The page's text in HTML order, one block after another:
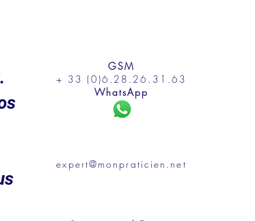
GSM
+ 33 (0)6.28.26.31.63
WhatsApp
expert@monpraticien.net